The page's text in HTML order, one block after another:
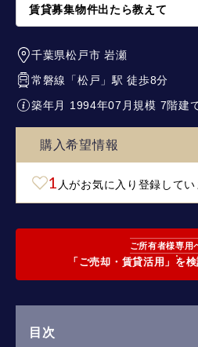
賃貸募集物件出たら教えて
千葉県松戸市 岩瀬
常磐線
「松戸 」駅 徒歩8分
築年月 1994年07月規模 7階
購入希望情報
1 人がお気に入り登録してい
ご所有者様専用
「ご売却・賃貸活用」を
目次